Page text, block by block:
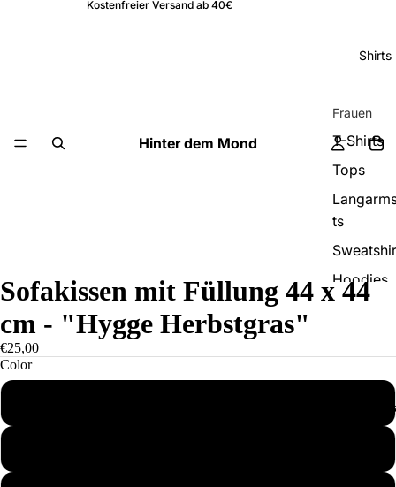
Kostenfreier Versand ab 40€
Hinter dem Mond
Shirts
Frauen
T-Shirts
Tops
ts
Hoodies
Männer
T-Shirts
Selbst
Sofakissen mit Füllung 44 x 44
cm - "Hygge Herbstgras"
€25,00
Color